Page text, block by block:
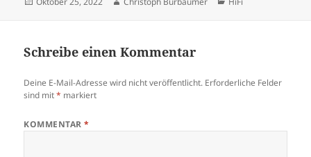
Schreibe einen Kommentar
Deine E-Mail-Adresse wird nicht veröffentlicht. Erforderliche Felder
sind mit* markiert
KOMMENTAR*